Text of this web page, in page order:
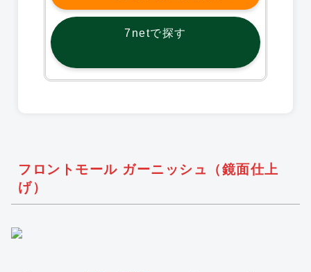
7netで探す
フロントモール ガーニッシュ（鏡面仕上
げ）